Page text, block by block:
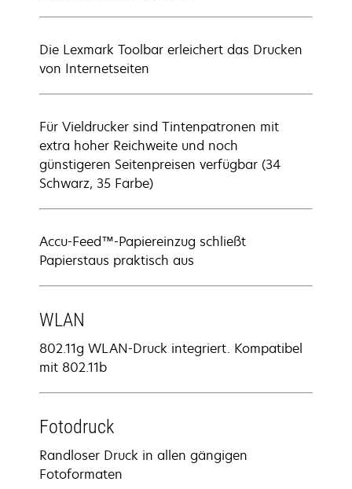
Die Lexmark Toolbar erleichert das Drucken
von Internetseiten
Für Vieldrucker sind Tintenpatronen mit
extra hoher Reichweite und noch
günstigeren Seitenpreisen verfügbar (34
Schwarz, 35 Farbe)
Accu-Feed™-Papiereinzug schließt
Papierstaus praktisch aus
WLAN
802.11g WLAN-Druck integriert. Kompatibel
mit 802.11b
Fotodruck
Randloser Druck in allen gängigen
Fotoformaten